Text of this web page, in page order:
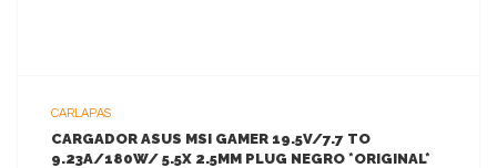
CARLAPAS
CARGADOR ASUS MSI GAMER 19.5V/7.7 TO
9.23A/180W/ 5.5X 2.5MM PLUG NEGRO *ORIGINAL*